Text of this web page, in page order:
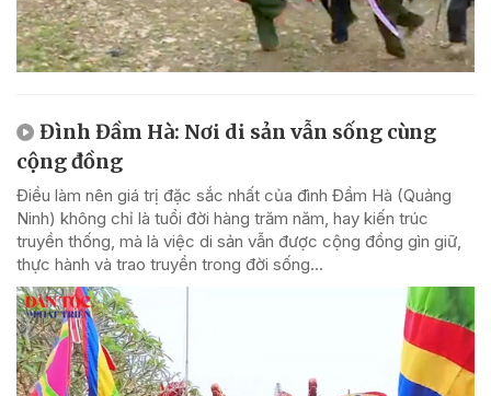
Đình Đầm Hà: Nơi di sản vẫn sống cùng
cộng đồng
Điều làm nên giá trị đặc sắc nhất của đình Đầm Hà (Quảng
Ninh) không chỉ là tuổi đời hàng trăm năm, hay kiến trúc
truyền thống, mà là việc di sản vẫn được cộng đồng gìn giữ,
thực hành và trao truyền trong đời sống...